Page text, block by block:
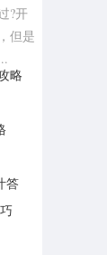
?开
但是
略
答